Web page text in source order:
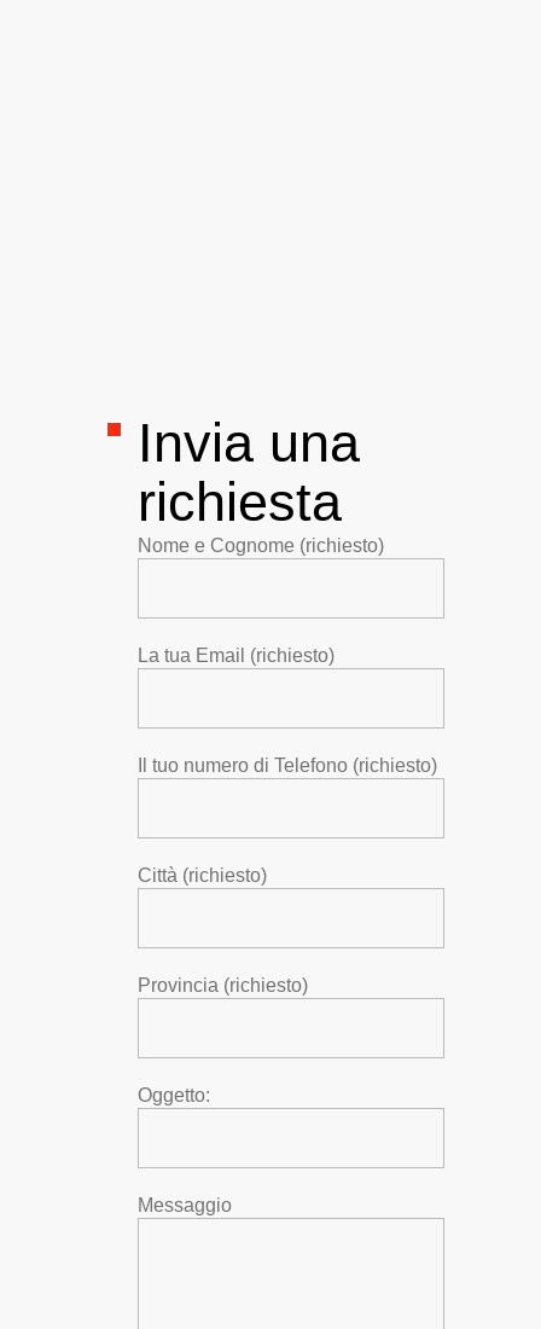
Invia una
richiesta
Nome e Cognome (richiesto)
La tua Email (richiesto)
Il tuo numero di Telefono (richiesto)
Città (richiesto)
Provincia (richiesto)
Oggetto:
Messaggio